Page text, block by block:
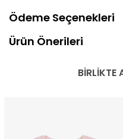
Ödeme Seçenekleri
Ürün Önerileri